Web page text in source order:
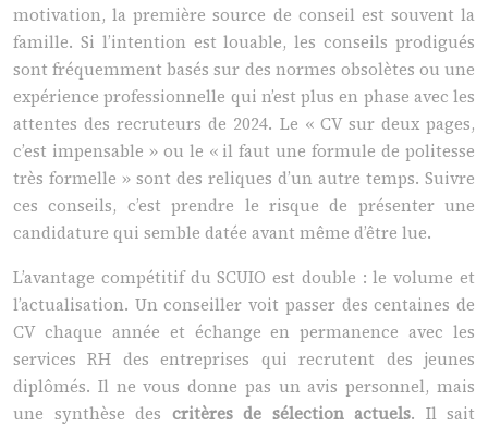
motivation, la première source de conseil est souvent la
famille. Si l’intention est louable, les conseils prodigués
sont fréquemment basés sur des normes obsolètes ou une
expérience professionnelle qui n’est plus en phase avec les
attentes des recruteurs de 2024. Le « CV sur deux pages,
c’est impensable » ou le « il faut une formule de politesse
très formelle » sont des reliques d’un autre temps. Suivre
ces conseils, c’est prendre le risque de présenter une
candidature qui semble datée avant même d’être lue.
L’avantage compétitif du SCUIO est double : le volume et
l’actualisation. Un conseiller voit passer des centaines de
CV chaque année et échange en permanence avec les
services RH des entreprises qui recrutent des jeunes
diplômés. Il ne vous donne pas un avis personnel, mais
une synthèse des critères de sélection actuels. Il sait